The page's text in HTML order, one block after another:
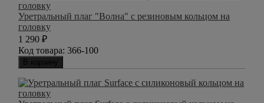
Уретральный плаг "Волна" с резиновым кольцом на
головку
1 290 ₽
Код товара: 366-100
В корзину